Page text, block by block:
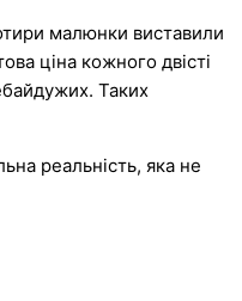
малюнки виставили
ціна кожного двісті
Таких
реальність, яка не